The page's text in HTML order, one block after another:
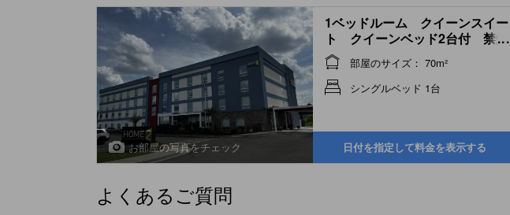
お部屋の写真をチェック
1ベッドルーム クイーンスイー
ト クイーンベッド2台付 禁煙
(One-Bedroom Queen Suite
with Two Queen Beds - Non-
Smoking)
...
部屋のサイズ： 70m²
シングルベッド 1台
日付を指定して料金を表示する
よくあるご質問